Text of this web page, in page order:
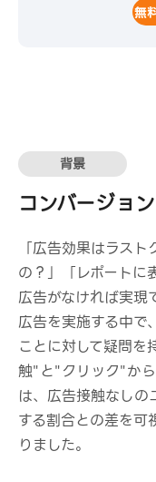
無
背景
コンバージョ
「広告効果はラス
の？」「レポートに
広告がなければ実現
広告を実施する中で
ことに対して疑問
触"と"クリック"か
は、広告接触なしの
する割合との差を可
りました。